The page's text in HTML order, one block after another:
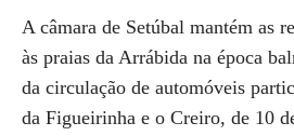
A câmara de Setúbal mantém as
às praias da Arrábida na época
da circulação de automóveis
da Figueirinha e o Creiro, de 10